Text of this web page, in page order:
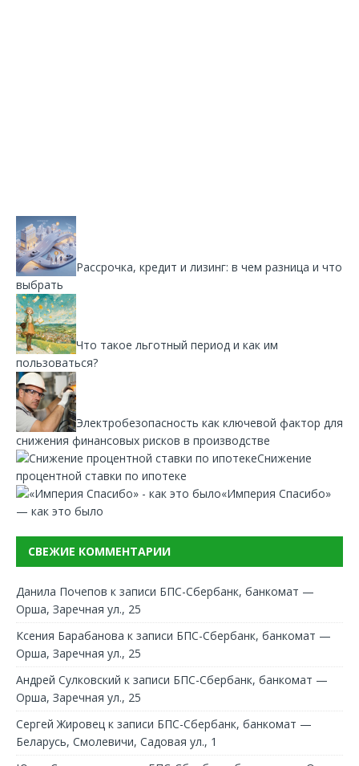
Рассрочка, кредит и лизинг: в чем разница и что
выбрать
Что такое льготный период и как им
пользоваться?
Электробезопасность как ключевой фактор для
снижения финансовых рисков в производстве
Снижение
процентной ставки по ипотеке
«Империя Спасибо»
— как это было
СВЕЖИЕ КОММЕНТАРИИ
Данила Почепов к записи БПС-Сбербанк, банкомат —
Орша, Заречная ул., 25
Ксения Барабанова к записи БПС-Сбербанк, банкомат —
Орша, Заречная ул., 25
Андрей Сулковский к записи БПС-Сбербанк, банкомат —
Орша, Заречная ул., 25
Сергей Жировец к записи БПС-Сбербанк, банкомат —
Беларусь, Смолевичи, Садовая ул., 1